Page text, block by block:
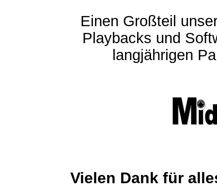
Einen Großteil
Playbacks und
langjährigen
Vielen Dank für